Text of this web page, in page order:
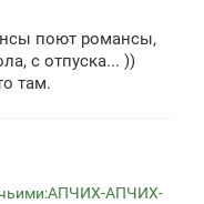
поют романсы,
с отпуска... ))
там.
АПЧИХ-